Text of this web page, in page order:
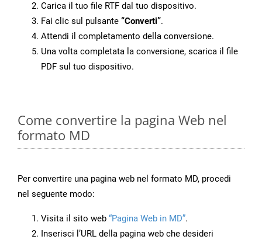
Carica il tuo file RTF dal tuo dispositivo.
Fai clic sul pulsante “Converti”.
Attendi il completamento della conversione.
Una volta completata la conversione, scarica il file
PDF sul tuo dispositivo.
Come convertire la pagina Web nel
formato MD
Per convertire una pagina web nel formato MD, procedi
nel seguente modo:
Visita il sito web “Pagina Web in MD”.
Inserisci l’URL della pagina web che desideri